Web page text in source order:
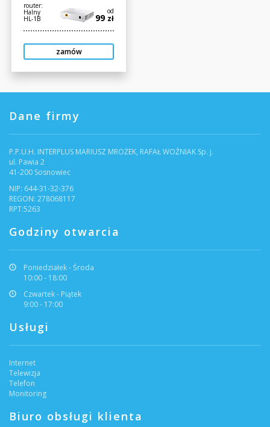
router:
Halny
HL-1B
od
99 zł
zamów
Dane firmy
P.P.U.H. INTERPLUS MARIUSZ MROŻEK, RAFAŁ WOŹNIAK Sp. j.
ul. Pawia 2
41-200 Sosnowiec
NIP: 644-31-32-376
REGON: 278068117
RPT:5263
Godziny otwarcia
Poniedziałek - Środa
10:00 - 18:00
Czwartek - Piątek
9:00 - 17:00
Usługi
Internet
Telewizja
Telefon
Monitoring
Biuro obsługi klienta